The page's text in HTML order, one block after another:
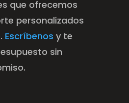
que ofrecemos
personalizados
Escríbenos y te
sin